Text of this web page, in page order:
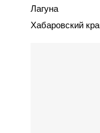
Лагуна
Хабаровский